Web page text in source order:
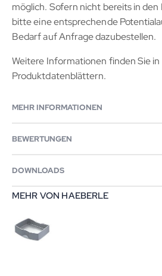
möglich. Sofern nicht bereits in
bitte eine entsprechende
Bedarf auf Anfrage dazubestellen.
Weitere Informationen finden Sie in
Produktdatenblättern.
MEHR INFORMATIONEN
BEWERTUNGEN
DOWNLOADS
MEHR VON HAEBERLE